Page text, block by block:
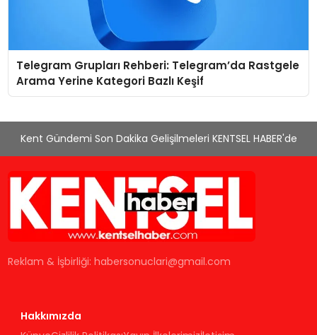
Telegram Grupları Rehberi: Telegram’da Rastgele
Arama Yerine Kategori Bazlı Keşif
Kent Gündemi Son Dakika Gelişilmeleri KENTSEL HABER'de
Reklam & İşbirliği:habersonuclari@gmail.com
Hakkımızda